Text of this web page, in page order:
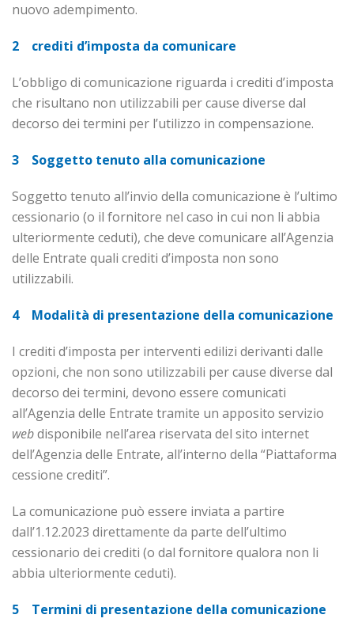
nuovo adempimento.
2 crediti d’imposta da comunicare
L’obbligo di comunicazione riguarda i crediti d’imposta
che risultano non utilizzabili per cause diverse dal
decorso dei termini per l’utilizzo in compensazione.
3 Soggetto tenuto alla comunicazione
Soggetto tenuto all’invio della comunicazione è l’ultimo
cessionario (o il fornitore nel caso in cui non li abbia
ulteriormente ceduti), che deve comunicare all’Agenzia
delle Entrate quali crediti d’im­po­sta non sono
utilizzabili.
4 Modalità di presentazione della comunicazione
I crediti d’imposta per interventi edilizi derivanti dalle
opzioni, che non sono utilizzabili per cause di­verse dal
decorso dei termini, devono essere comunicati
all’Agenzia delle Entrate tramite un ap­posito servizio
webdisponibile nell’area riservata del sito internet
dell’Agenzia delle Entrate, all’in­terno della “Piattaforma
cessione crediti”.
La comunicazione può essere inviata a partire
dall’1.12.2023 direttamente da parte dell’ultimo
cessionario dei crediti (o dal fornitore qualora non li
abbia ulteriormente ceduti).
5 Termini di presentazione della comunicazione